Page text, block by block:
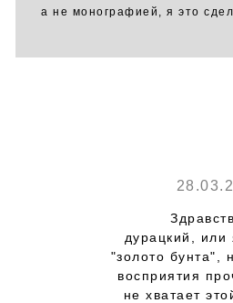
а не монографией, я это
дурацкий, или
"золото бунта",
восприятия
не хватает